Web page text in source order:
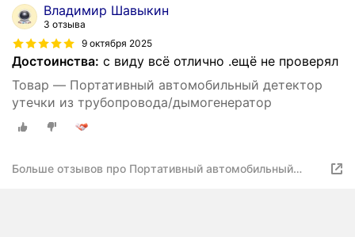
Владимир Шавыкин
3 отзыва
9 октября 2025
Достоинства: с виду всё отлично .ещё не проверял
Товар — Портативный автомобильный детектор
утечки из трубопровода/дымогенератор
Больше отзывов про Портативный автомобильный